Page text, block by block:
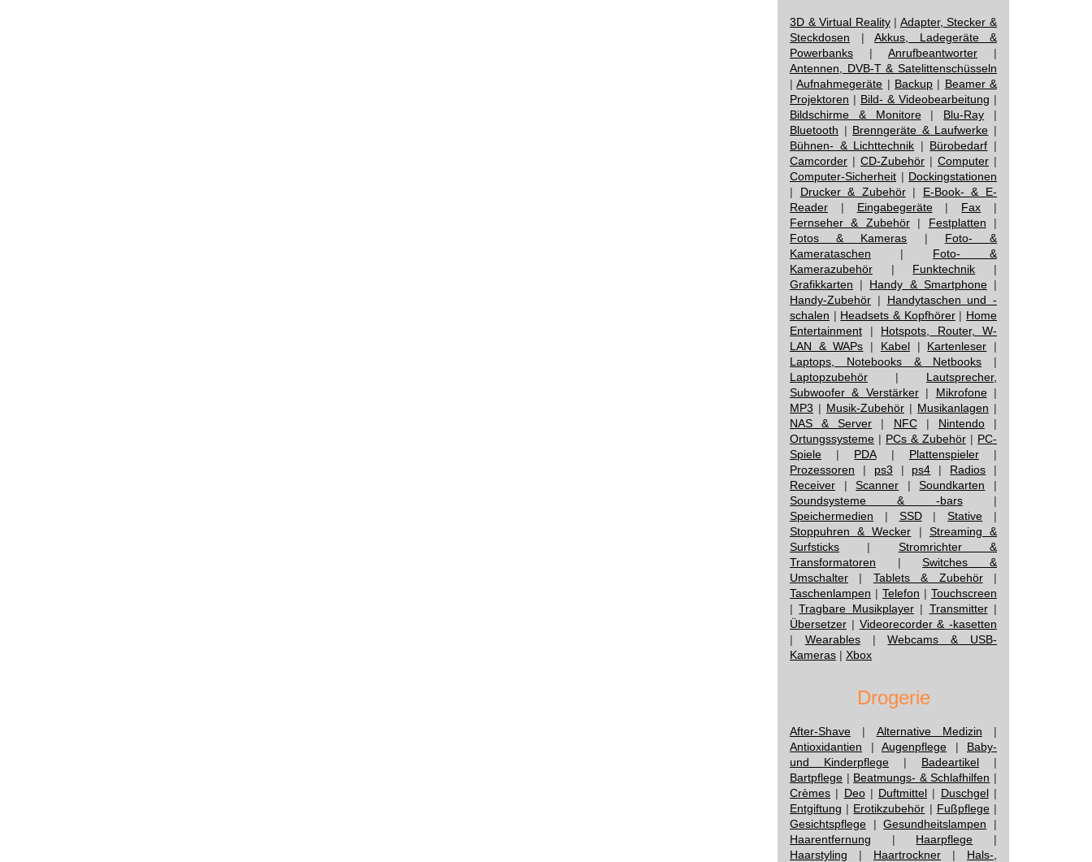
3D & Virtual Reality| Adapter, Stecker &
Steckdosen | Akkus, Ladegeräte &
Powerbanks | Anrufbeantworter |
Antennen, DVB-T & Satelittenschüsseln
|Aufnahmegeräte | Backup | Beamer &
Projektoren | Bild- & Videobearbeitung |
Bildschirme & Monitore| Blu-Ray |
Bluetooth | Brenngeräte & Laufwerke |
Bühnen- & Lichttechnik | Bürobedarf |
Camcorder | CD-Zubehör | Computer |
Computer-Sicherheit | Dockingstationen
| Drucker & Zubehör| E-Book- & E-
Reader | Eingabegeräte| Fax |
Fernseher & Zubehör| Festplatten |
Fotos & Kameras | Foto- &
Kamerataschen | Foto- &
Kamerazubehör | Funktechnik |
Grafikkarten | Handy & Smartphone|
Handy-Zubehör | Handytaschen und -
schalen | Headsets & Kopfhörer| Home
Entertainment | Hotspots, Router, W-
LAN & WAPs | Kabel| Kartenleser |
Laptops, Notebooks & Netbooks |
Laptopzubehör | Lautsprecher,
Subwoofer & Verstärker| Mikrofone|
MP3 | Musik-Zubehör | Musikanlagen |
NAS & Server | NFC| Nintendo|
Ortungssysteme | PCs & Zubehör | PC-
Spiele | PDA| Plattenspieler|
Prozessoren | ps3 | ps4 | Radios |
Receiver |Scanner |Soundkarten |
Soundsysteme & -bars|
Speichermedien | SSD|Stative |
Stoppuhren & Wecker | Streaming &
Surfsticks | Stromrichter &
Transformatoren |Switches &
Umschalter | Tablets & Zubehör|
Taschenlampen | Telefon | Touchscreen
|Tragbare Musikplayer| Transmitter|
Übersetzer | Videorecorder & -kasetten
| Wearables|Webcams & USB-
Kameras | Xbox
Drogerie
After-Shave | Alternative Medizin |
Antioxidantien | Augenpflege | Baby-
und Kinderpflege | Badeartikel |
Bartpflege | Beatmungs- & Schlafhilfen |
Crèmes | Deo| Duftmittel | Duschgel|
Entgiftung | Erotikzubehör | Fußpflege|
Gesichtspflege |Gesundheitslampen |
Haarentfernung | Haarpflege |
Haarstyling | Haartrockner | Hals-,